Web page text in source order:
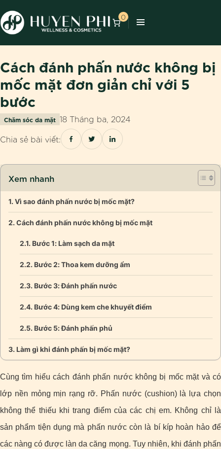
0
Cách đánh phấn nước không bị
mốc mặt đơn giản chỉ với 5
bước
Chăm sóc da mặt 18 Tháng ba, 2024
Chia sẻ bài viết:
Xem nhanh
Vì sao đánh phấn nước bị mốc mặt?
Cách đánh phấn nước không bị mốc mặt
Bước 1: Làm sạch da mặt
Bước 2: Thoa kem dưỡng ẩm
Bước 3: Đánh phấn nước
Bước 4: Dùng kem che khuyết điểm
Bước 5: Đánh phấn phủ
Làm gì khi đánh phấn bị mốc mặt?
Cùng tìm hiểu cách đánh phấn nước không bị mốc mặt và có
lớp nền mỏng mịn rạng rỡ. Phấn nước (cushion) là lựa chọn
không thể thiếu khi trang điểm của các chị em. Không chỉ là
sản phẩm tiện dụng mà phấn nước còn là bí kíp hoàn hảo để
các nàng có được làn da căng mọng. Tuy nhiên, khi đánh phấn